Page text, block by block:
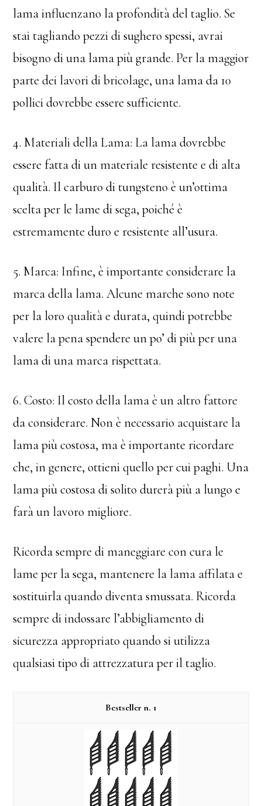
lama influenzano la profondità del taglio. Se
stai tagliando pezzi di sughero spessi, avrai
bisogno di una lama più grande. Per la maggior
parte dei lavori di bricolage, una lama da 10
pollici dovrebbe essere sufficiente.
4. Materiali della Lama: La lama dovrebbe
essere fatta di un materiale resistente e di alta
qualità. Il carburo di tungsteno è un’ottima
scelta per le lame di sega, poiché è
estremamente duro e resistente all’usura.
5. Marca: Infine, è importante considerare la
marca della lama. Alcune marche sono note
per la loro qualità e durata, quindi potrebbe
valere la pena spendere un po’ di più per una
lama di una marca rispettata.
6. Costo: Il costo della lama è un altro fattore
da considerare. Non è necessario acquistare la
lama più costosa, ma è importante ricordare
che, in genere, ottieni quello per cui paghi. Una
lama più costosa di solito durerà più a lungo e
farà un lavoro migliore.
Ricorda sempre di maneggiare con cura le
lame per la sega, mantenere la lama affilata e
sostituirla quando diventa smussata. Ricorda
sempre di indossare l’abbigliamento di
sicurezza appropriato quando si utilizza
qualsiasi tipo di attrezzatura per il taglio.
1